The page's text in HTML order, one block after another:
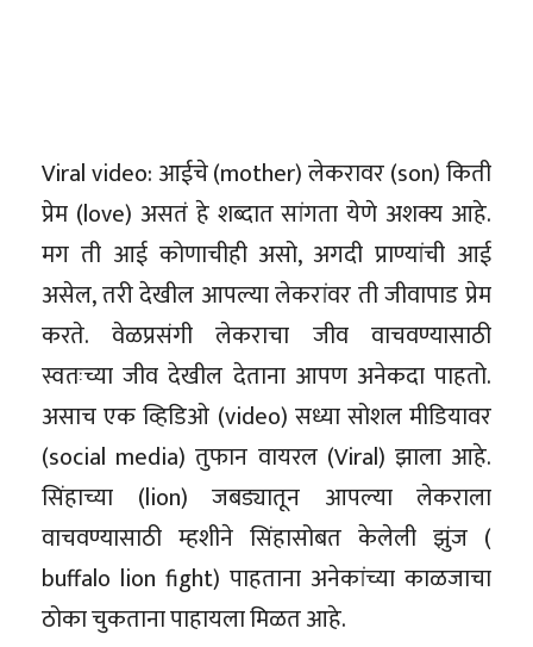
Viral video: आईचे (mother) लेकरावर (son) किती
प्रेम (love) असतं हे शब्दात सांगता येणे अशक्य आहे.
मग ती आई कोणाचीही असो, अगदी प्राण्यांची आई
असेल, तरी देखील आपल्या लेकरांवर ती जीवापाड प्रेम
करते. वेळप्रसंगी लेकराचा जीव वाचवण्यासाठी
स्वतःच्या जीव देखील देताना आपण अनेकदा पाहतो.
असाच एक व्हिडिओ (video) सध्या सोशल मीडियावर
(social media) तुफान वायरल (Viral) झाला आहे.
सिंहाच्या (lion) जबड्यातून आपल्या लेकराला
वाचवण्यासाठी म्हशीने सिंहासोबत केलेली झुंज (
buffalo lion fight) पाहताना अनेकांच्या काळजाचा
ठोका चुकताना पाहायला मिळत आहे.